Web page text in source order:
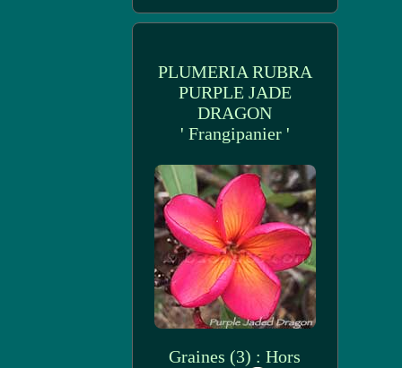
PLUMERIA RUBRA
PURPLE JADE
DRAGON
' Frangipanier '
Graines (3) : Hors